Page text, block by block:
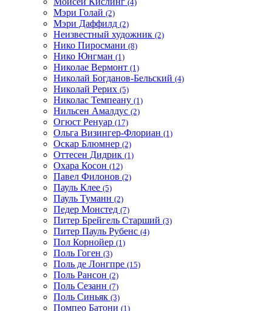
(4)
Мэри Голай (2)
Мэри Даффилд (2)
Неизвестный художник (2)
Нико Пиросмани (8)
Нико Юнгман (1)
Николае Вермонт (1)
Николай Богданов-Бельский (4)
Николай Рерих (5)
Николас Темпеану (1)
Нильсен Амалдус (2)
Огюст Ренуар (17)
Ольга Визингер-Флориан (1)
Оскар Блюмнер (2)
Оттесен Дидрик (1)
Охара Косон (12)
Павел Филонов (2)
Пауль Клее (5)
Пауль Туманн (2)
Педер Монстед (7)
Питер Брейгель Старший (3)
Питер Пауль Рубенс (4)
Пол Корнойер (1)
Поль Гоген (3)
Поль де Лонгпре (15)
Поль Рансон (2)
Поль Сезанн (7)
Поль Синьяк (3)
Помпео Батони (1)